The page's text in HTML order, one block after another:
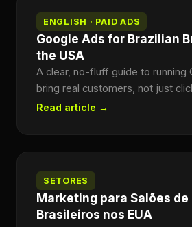
ENGLISH · PAID ADS
Google Ads for Brazilian
the USA
A clear, no-fluff guide to running
bring real customers, not just
Read article →
SETORES
Marketing para Salões de
Brasileiros nos EUA